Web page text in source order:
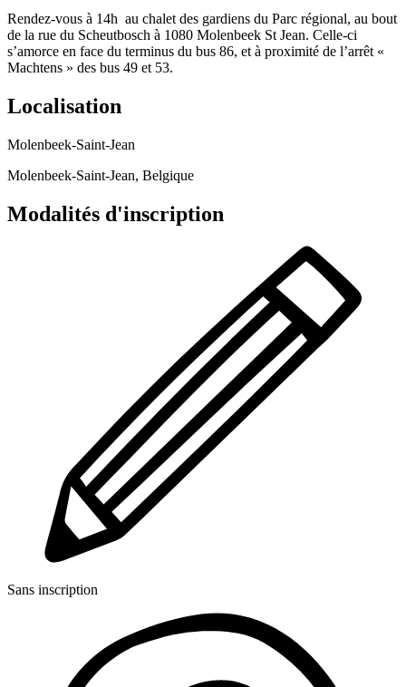
Rendez-vous à 14h au chalet des gardiens du Parc régional, au bout
de la rue du Scheutbosch à 1080 Molenbeek St Jean. Celle-ci
s’amorce en face du terminus du bus 86, et à proximité de l’arrêt «
Machtens » des bus 49 et 53.
Localisation
Molenbeek-Saint-Jean
Molenbeek-Saint-Jean, Belgique
Modalités d'inscription
Sans inscription